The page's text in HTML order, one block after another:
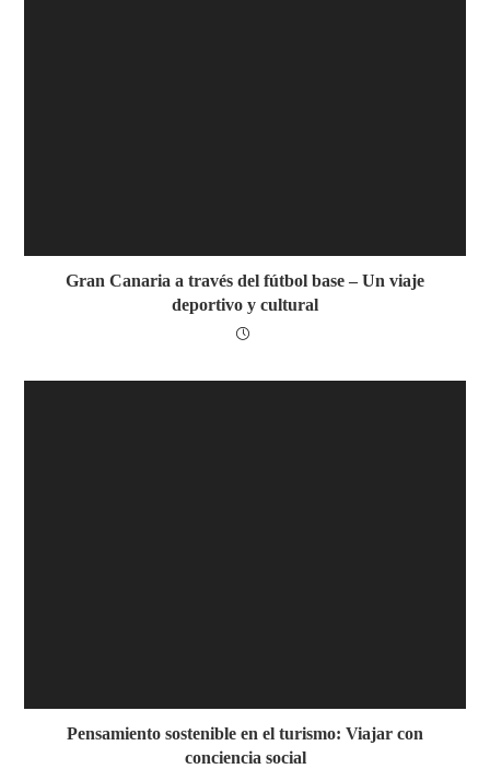
Gran Canaria a través del fútbol base – Un viaje
deportivo y cultural
Pensamiento sostenible en el turismo: Viajar con
conciencia social